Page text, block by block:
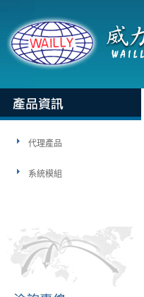
代理產品
系統模組